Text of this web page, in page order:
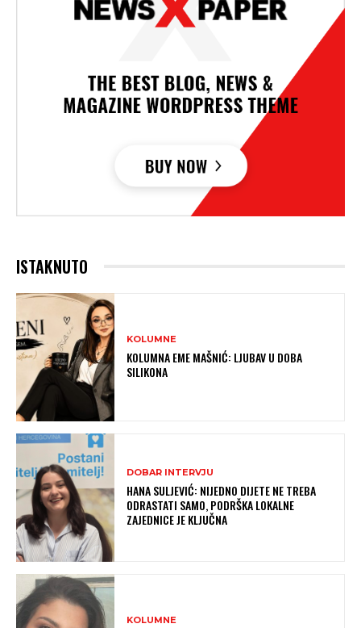
ISTAKNUTO
KOLUMNE
KOLUMNA EME MAŠNIĆ: LJUBAV U DOBA
SILIKONA
DOBAR INTERVJU
HANA SULJEVIĆ: NIJEDNO DIJETE NE TREBA
ODRASTATI SAMO, PODRŠKA LOKALNE
ZAJEDNICE JE KLJUČNA
KOLUMNE